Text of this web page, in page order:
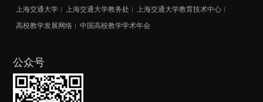
上海交通大学 上海交通大学教务处
上海交通大学教育技术中心
高校教学发展网络
中国高校教学学术年会
公众号